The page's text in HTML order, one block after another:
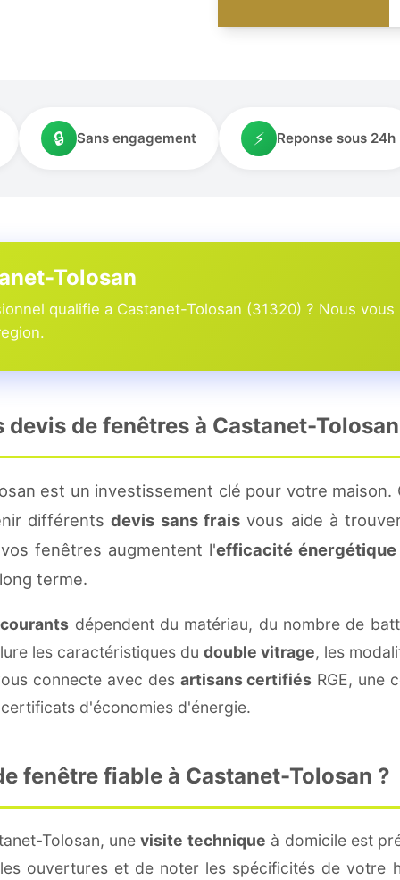
🔒 Sans engagement ⚡ Reponse sous 24h
Tolosan
qualifie a Castanet-Tolosan (31320) ? Nous
de fenêtres à Castanet-
est un investissement clé pour votre
différentsdevis sans frais vous aide à
fenêtres augmentent l'efficacité énergétique
terme.
dépendent du matériau, du nombre de
les caractéristiques du double vitrage, les
connecte avec des artisans certifiés RGE, une
d'économies d'énergie.
fenêtre fiable à Castanet-Tolosan ?
Tolosan, unevisite technique à domicile est
ouvertures et de noter les spécificités de votre